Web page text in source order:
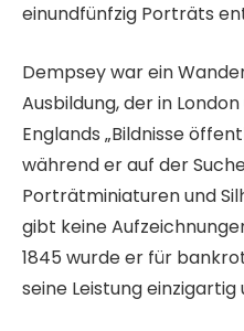
einundfünfzig Porträts
Dempsey war ein
Ausbildung, der in
Englands „Bildnisse
während er auf der
Porträtminiaturen und
gibt keine
1845 wurde er für
seine Leistung